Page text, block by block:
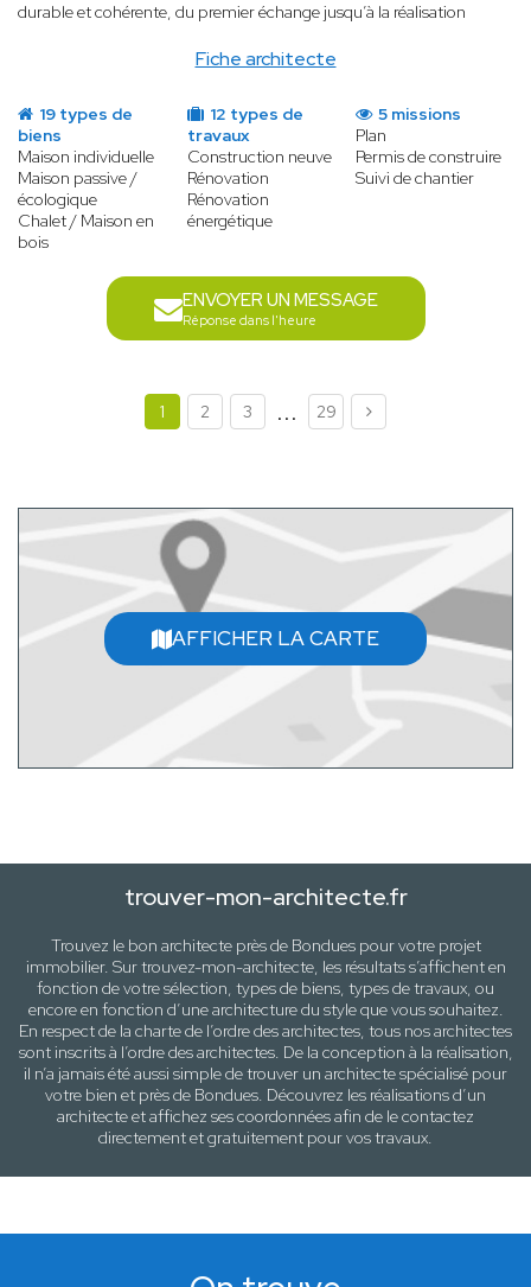
Fiche architecte
durable et cohérente, du premier échange jusqu’à la réalisation
19 types de
biens
Maison individuelle
Maison passive /
écologique
Chalet / Maison en
bois
12 types de
travaux
Construction neuve
Rénovation
Rénovation
énergétique
5 missions
Plan
Permis de construire
Suivi de chantier
ENVOYER UN MESSAGE
Réponse dans l'heure
1 2 3 ... 29
AFFICHER LA CARTE
trouver-mon-architecte.fr
Trouvez le bon architecte près de Bonduespour votre projet
immobilier. Sur trouvez-mon-architecte, les résultats s’affichent en
fonction de votre sélection, types de biens, types de travaux, ou
encore en fonction d’une architecturedu style que vous souhaitez.
En respect de la charte de l’ordre des architectes, tous nos architectes
sont inscrits à l’ordre des architectes. De la conception à la réalisation,
il n’a jamais été aussi simple de trouver un architecte spécialisé pour
votre bien et près de Bondues. Découvrez les réalisations d’un
architecte et affichez ses coordonnées afin de le contactez
directement et gratuitement pourvos travaux.